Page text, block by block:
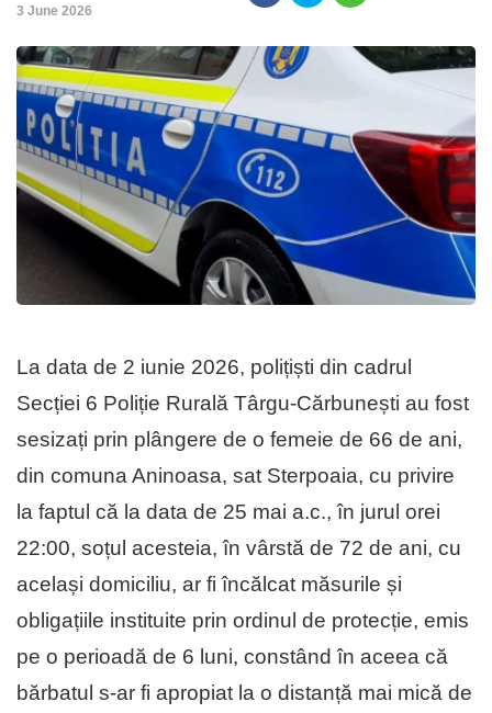
,3 June 2026
La data de 2 iunie 2026, polițiști din cadrul
Secției 6 Poliție Rurală Târgu-Cărbunești au fost
sesizați prin plângere de o femeie de 66 de ani,
din comuna Aninoasa, sat Sterpoaia, cu privire
la faptul că la data de 25 mai a.c., în jurul orei
22:00, soțul acesteia, în vârstă de 72 de ani, cu
același domiciliu, ar fi încălcat măsurile și
obligațiile instituite prin ordinul de protecție, emis
pe o perioadă de 6 luni, constând în aceea că
bărbatul s-ar fi apropiat la o distanță mai mică de